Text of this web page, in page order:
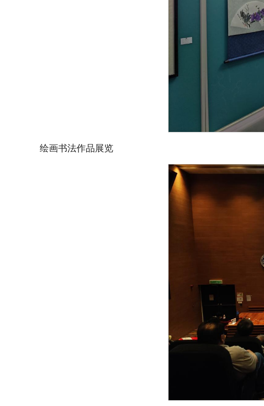
绘画书法作品展览